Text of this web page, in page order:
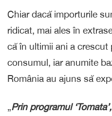
Chiar dacă importurile
ridicat, mai ales în
că în ultimii ani a crescut
consumul, iar anumite
România au ajuns să
„Prin programul